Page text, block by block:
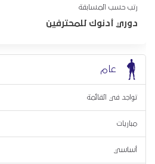
رتب حسب المسابقة
دوري أدنوك للمحترفين
عام
تواجد في القائمة
مباريات
أساسي